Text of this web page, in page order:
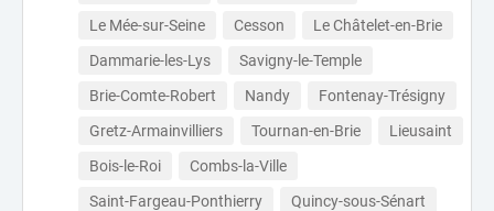
Le Mée-sur-Seine
Cesson
Le Châtelet-en-Brie
Dammarie-les-Lys
Savigny-le-Temple
Brie-Comte-Robert
Nandy
Fontenay-Trésigny
Gretz-Armainvilliers
Tournan-en-Brie
Lieusaint
Bois-le-Roi
Combs-la-Ville
Saint-Fargeau-Ponthierry
Quincy-sous-Sénart